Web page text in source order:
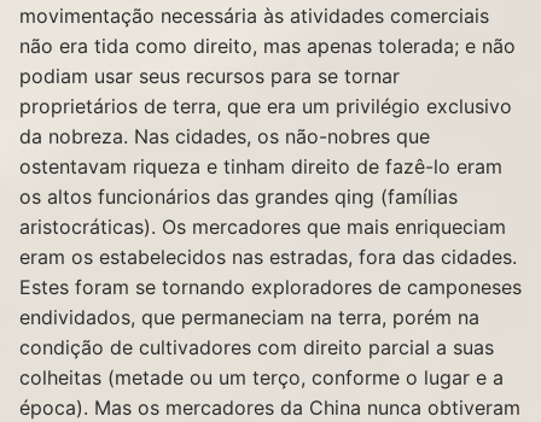
movimentação necessária às atividades comerciais
não era tida como direito, mas apenas tolerada; e não
podiam usar seus recursos para se tornar
proprietários de terra, que era um privilégio exclusivo
da nobreza. Nas cidades, os não-nobres que
ostentavam riqueza e tinham direito de fazê-lo eram
os altos funcionários das grandes qing (famílias
aristocráticas). Os mercadores que mais enriqueciam
eram os estabelecidos nas estradas, fora das cidades.
Estes foram se tornando exploradores de camponeses
endividados, que permaneciam na terra, porém na
condição de cultivadores com direito parcial a suas
colheitas (metade ou um terço, conforme o lugar e a
época). Mas os mercadores da China nunca obtiveram